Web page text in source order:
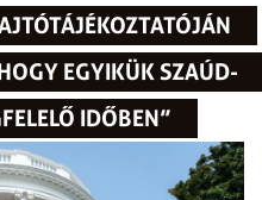
EGYIKÜK SZAÚD-
IDŐBEN”